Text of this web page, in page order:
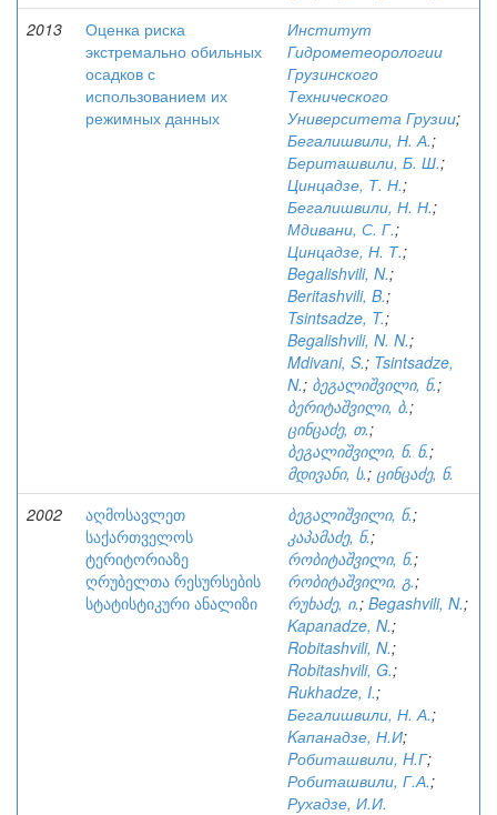
2013
Оценка риска
экстремально обильных
осадков с
использованием их
режимных данных
Институт
Гидрометеорологии
Грузинского
Технического
Университета Грузии;
Бегалишвили, Н. А.;
Бериташвили, Б. Ш.;
Цинцадзе, Т. Н.;
Бегалишвили, Н. Н.;
Мдивани, С. Г.;
Цинцадзе, Н. Т.;
Begalishvili, N.;
Beritashvili, B.;
Tsintsadze, T.;
Begalishvili, N. N.;
Mdivani, S.; Tsintsadze,
N.; ბეგალიშვილი, ნ.;
ბერიტაშვილი, ბ.;
ცინცაძე, თ.;
ბეგალიშვილი, ნ. ნ.;
მდივანი, ს.; ცინცაძე, ნ.
2002
აღმოსავლეთ
საქართველოს
ტერიტორიაზე
ღრუბელთა რესურსების
სტატისტიკური ანალიზი
ბეგალიშვილი, ნ.;
კაპამაძე, ნ.;
რობიტაშვილი, ნ.;
რობიტაშვილი, გ.;
რუხაძე, ი.; Begashvili, N.;
Kapanadze, N.;
Robitashvili, N.;
Robitashvili, G.;
Rukhadze, I.;
Бегалишвили, Н. А.;
Kапанадзе, Н.И;
Pобиташвили, H.Г;
Робиташвили, Г.А.;
Рухадзе, И.И.